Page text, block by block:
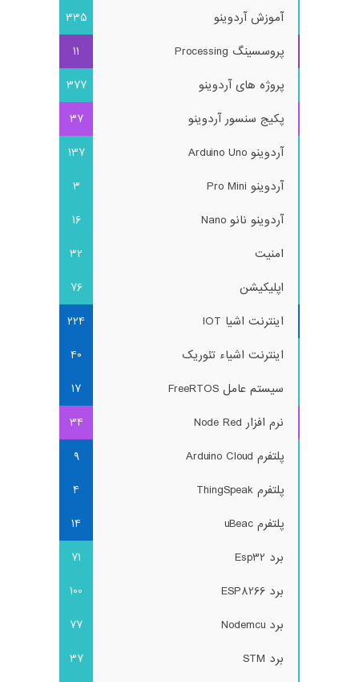
آموزش آردوینو
335
پروسسینگ Processing
11
پروژه های آردوینو
377
پکیج سنسور آردوینو
37
آردوینو Arduino Uno
137
آردوینو Pro Mini
3
آردوینو نانو Nano
16
امنیت
32
اپلیکیشن
76
اینترنت اشیا IOT
224
اینترنت اشیاء تئوریک
40
سیستم عامل FreeRTOS
17
نرم افزار Node Red
34
پلتفرم Arduino Cloud
9
پلتفرم ThingSpeak
4
پلتفرم uBeac
14
برد Esp32
71
برد ESP8266
100
برد Nodemcu
77
برد STM
37